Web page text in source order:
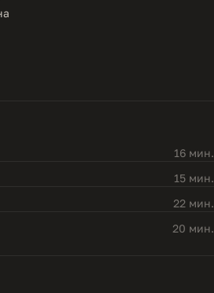
16 мин.
15 мин.
22 мин.
20 мин.